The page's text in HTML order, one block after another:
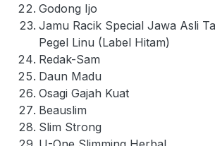
Godong Ijo
Jamu Racik Special Jawa Asli
Pegel Linu (Label Hitam)
Redak-Sam
Daun Madu
Osagi Gajah Kuat
Beauslim
Slim Strong